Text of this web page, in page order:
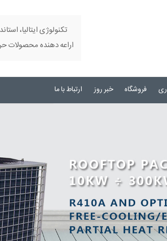
تکنولوژی ایتالیا،
اراعه دهنده محصولات
فروشگاه خبر روز ارتباط با ما